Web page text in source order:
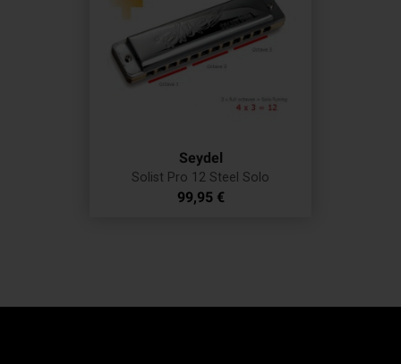
Seydel
Solist Pro 12 Steel Solo
Prix
99,95 €